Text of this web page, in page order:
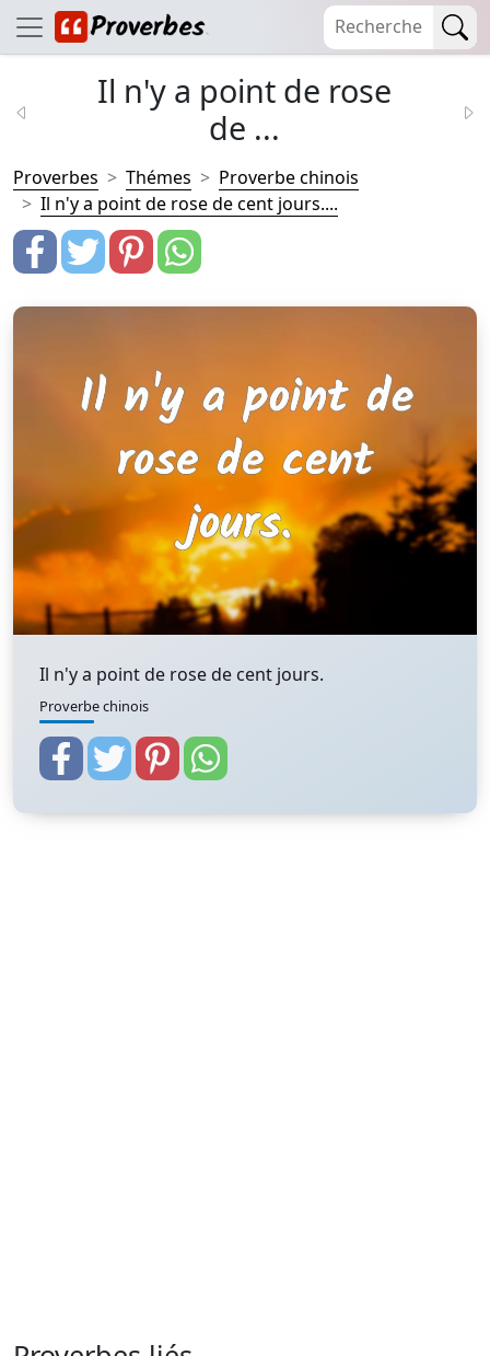
Il n'y a point de rose
de ...
Proverbes Thémes
Proverbe chinois
Il n'y a point de rose de cent jours....
Il n'y a point de rose de cent jours.
Proverbe chinois